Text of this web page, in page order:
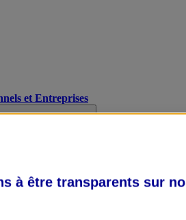
et Entreprises
à être transparents sur